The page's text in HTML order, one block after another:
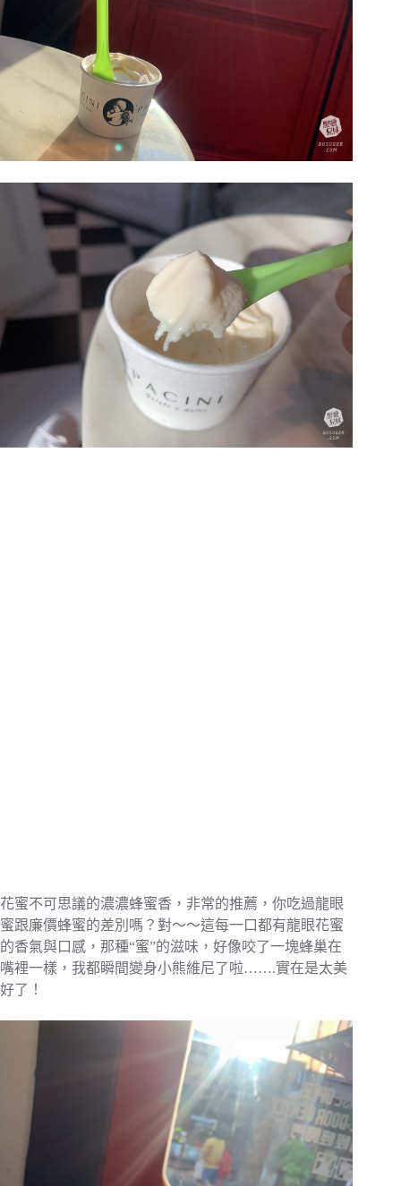
花蜜不可思議的濃濃蜂蜜香，非常的推薦，你吃過龍眼
蜜跟廉價蜂蜜的差別嗎？對～～這每一口都有龍眼花蜜
的香氣與口感，那種“蜜”的滋味，好像咬了一塊蜂巢在
嘴裡一樣，我都瞬間變身小熊維尼了啦…….實在是太美
好了！